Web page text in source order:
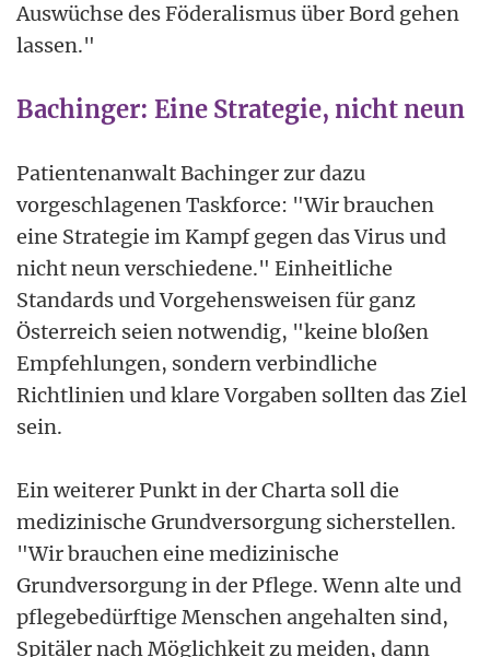
Auswüchse des Föderalismus über Bord gehen
lassen."
Bachinger: Eine Strategie, nicht neun
Patientenanwalt Bachinger zur dazu
vorgeschlagenen Taskforce: "Wir brauchen
eine Strategie im Kampf gegen das Virus und
nicht neun verschiedene." Einheitliche
Standards und Vorgehensweisen für ganz
Österreich seien notwendig, "keine bloßen
Empfehlungen, sondern verbindliche
Richtlinien und klare Vorgaben sollten das Ziel
sein.
Ein weiterer Punkt in der Charta soll die
medizinische Grundversorgung sicherstellen.
"Wir brauchen eine medizinische
Grundversorgung in der Pflege. Wenn alte und
pflegebedürftige Menschen angehalten sind,
Spitäler nach Möglichkeit zu meiden, dann